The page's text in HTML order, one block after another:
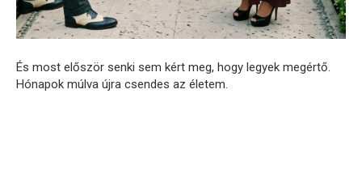
És most először senki sem kért meg, hogy legyek megértő.
Hónapok múlva újra csendes az életem.